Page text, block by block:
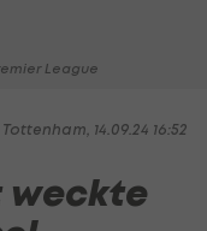
League
Tottenham, 14.09.24 16:52
weckte